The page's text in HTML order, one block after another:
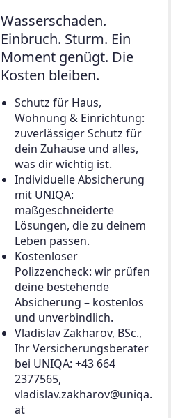
Wasserschaden.
Einbruch. Sturm. Ein
Moment genügt. Die
Kosten bleiben.
Schutz für Haus,
Wohnung & Einrichtung:
zuverlässiger Schutz für
dein Zuhause und alles,
was dir wichtig ist.
Individuelle Absicherung
mit UNIQA:
maßgeschneiderte
Lösungen, die zu deinem
Leben passen.
Kostenloser
Polizzencheck: wir prüfen
deine bestehende
Absicherung – kostenlos
und unverbindlich.
Vladislav Zakharov, BSc.,
Ihr Versicherungsberater
bei UNIQA: +43 664
2377565,
vladislav.zakharov@uniqa.
at